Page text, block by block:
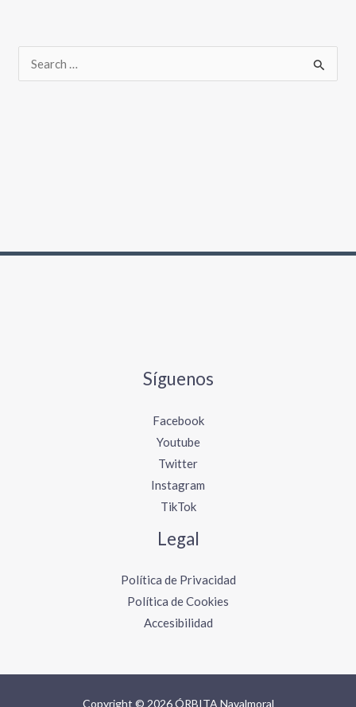
Síguenos
Facebook
Youtube
Twitter
Instagram
TikTok
Legal
Política de Privacidad
Política de Cookies
Accesibilidad
Copyright © 2026 ÓRBITA Navalmoral